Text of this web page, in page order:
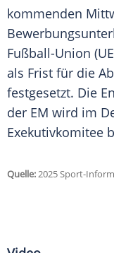
kommenden
Fußball-Union
als Frist für die
festgesetzt. Die
der EM wird im
Exekutivkomitee
Quelle:2025 Sport-